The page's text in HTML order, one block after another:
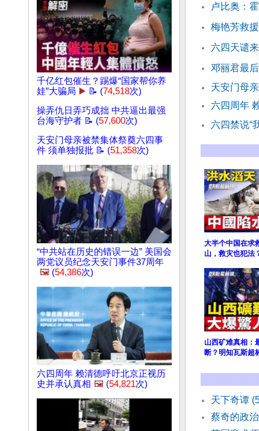
千亿红包催生？踢爆“国家帮你养
娃”大骗局 ▶️ 📝 (74,518次)
操弄仇日弄巧成拙 中共逼出最强
台海守护者 📝 (57,600次)
天安门母亲被禁集体祭奠六四事
件 须单独报批 📝 (51,358次)
“中共站在历史的错误一边” 美国会
两党议员纪念天安门事件37周年
🖼️ (54,386次)
六四周年 赖清德呼吁北京正视历
史并承认真相 🖼️ (54,821次)
卢比奥：
梅艳芳救
六四天谴
邓丽君最
天安门母
六四周年
六四禁说“
大半个中国在求
山，救灾也犯法
山西矿难真相：
断？明知瓦斯超
天下奇谭
蔡奇的政